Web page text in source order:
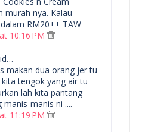
murah nya. Kalau
RM20++ TAW
10:16 PM
makan dua orang jer tu
tengok yang air tu
lah kita pantang
manis ni ....
11:19 PM